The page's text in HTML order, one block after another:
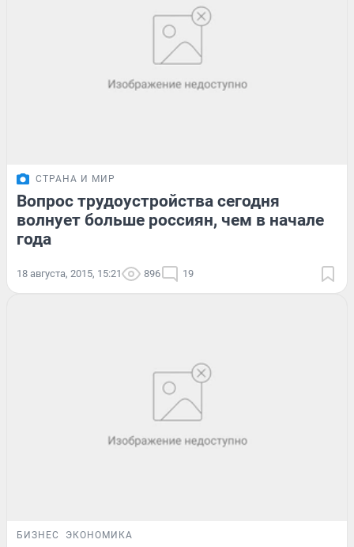
СТРАНА И МИР
Вопрос трудоустройства сегодня
волнует больше россиян, чем в начале
года
18 августа, 2015, 15:21 896 19
БИЗНЕС ЭКОНОМИКА